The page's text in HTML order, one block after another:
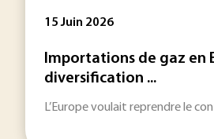
15 Juin 2026
Importations de gaz en
diversification ...
L’Europe voulait reprendre le